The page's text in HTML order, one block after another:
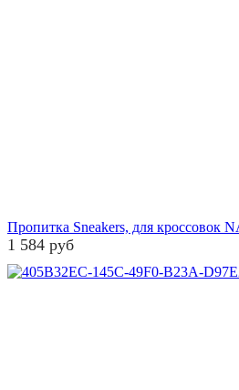
Пропитка Sneakers, для кроссовок
1 584 руб